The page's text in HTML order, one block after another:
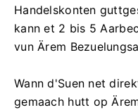
Handelskonten
kann et 2 bis 5
vun Ärem
Wann d'Suen net
gemaach hutt op